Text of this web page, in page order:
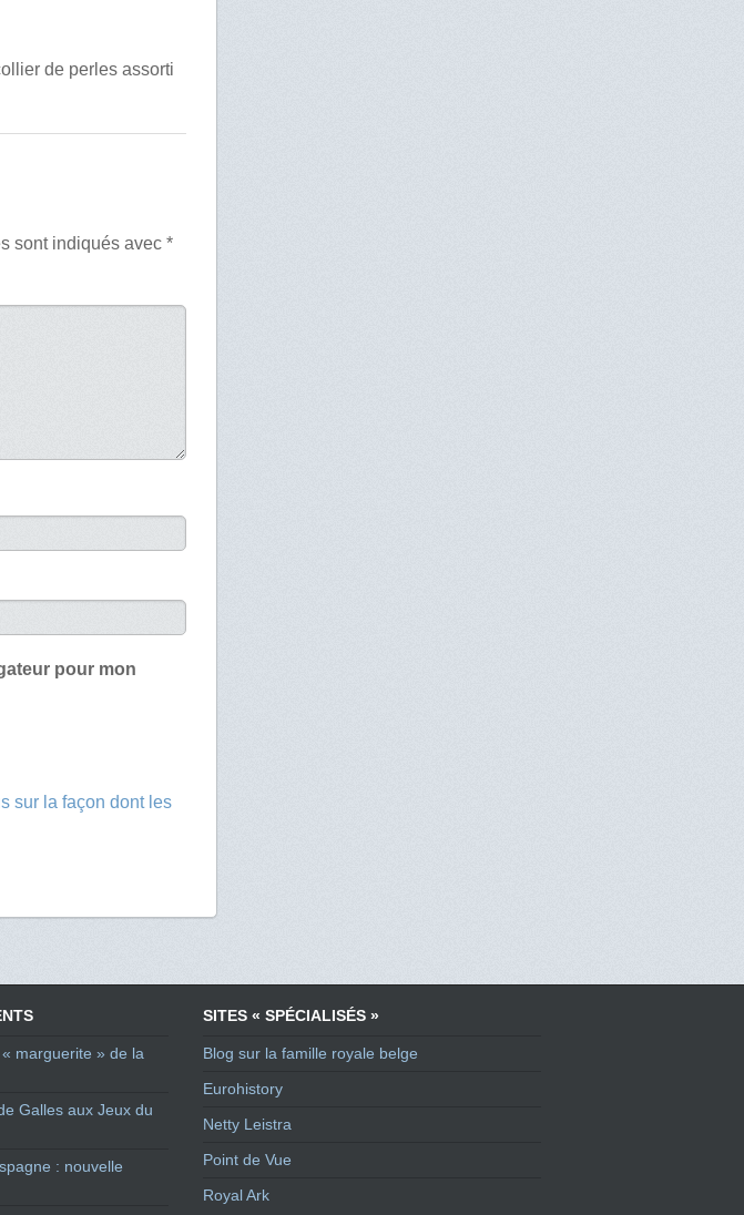
de perles assorti
sont indiqués avec*
pour mon
sur la façon dont les
marguerite » de la
Galles aux Jeux du
: nouvelle
SITES « SPÉCIALISÉS »
Blog sur la famille royale belge
Eurohistory
Netty Leistra
Point de Vue
Royal Ark